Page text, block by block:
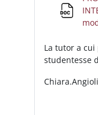
La tutor a
studentesse